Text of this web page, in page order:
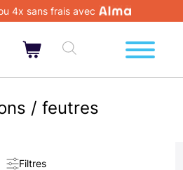
4x sans frais avec
/ feutres
Filtres